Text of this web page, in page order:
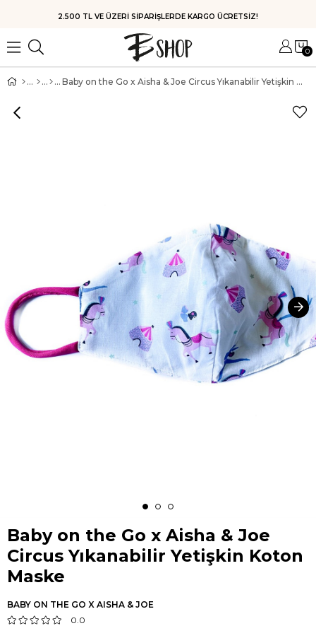
HIZLI KARGO
0
Baby on the Go x Aisha & Joe Circus Yıkanabilir Yetişkin Koton Maske
Baby on the Go x Aisha & Joe
Circus Yıkanabilir Yetişkin Koton
Maske
BABY ON THE GO X AISHA & JOE
0.0